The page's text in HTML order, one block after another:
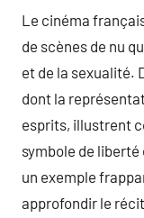
Le cinéma
de scènes de nu
et de la sexualité.
dont la
esprits, illustrent
symbole de liberté
un exemple
approfondir le